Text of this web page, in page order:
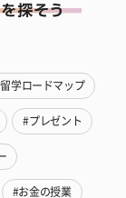
学ロードマップ
#プレゼント
#お金の授業